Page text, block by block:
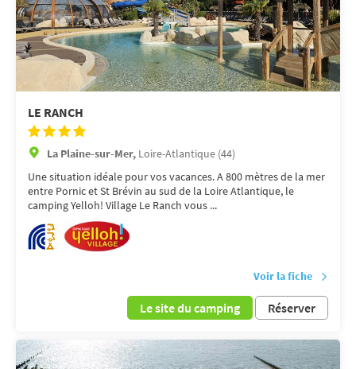
LE RANCH
La Plaine-sur-Mer, Loire-Atlantique (44)
Une situation idéale pour vos vacances. A 800 mètres de la mer
entre Pornic et St Brévin au sud de la Loire Atlantique, le
camping Yelloh! Village Le Ranch vous ...
Voir la fiche
Le site du camping Réserver